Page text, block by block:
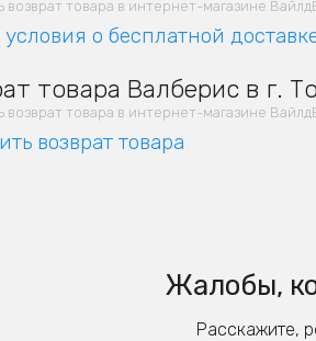
возврат товара в интернет-магазине
условия о бесплатной
товара Валберис в г.
возврат товара в интернет-магазине
возврат товара
Жалобы,
Расскажите,